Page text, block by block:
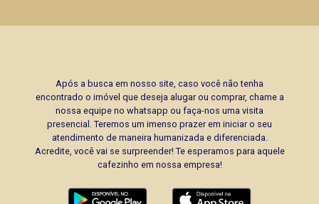
Após a busca em nosso site, caso você não tenha
encontrado o imóvel que deseja alugar ou comprar, chame a
nossa equipe no whatsapp ou faça-nos uma visita
presencial. Teremos um imenso prazer em iniciar o seu
atendimento de maneira humanizada e diferenciada.
Acredite, você vai se surpreender! Te esperamos para aquele
cafezinho em nossa empresa!